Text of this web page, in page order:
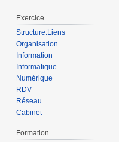
Exercice
Structure:Liens
Organisation
Information
Informatique
Numérique
RDV
Réseau
Cabinet
Formation